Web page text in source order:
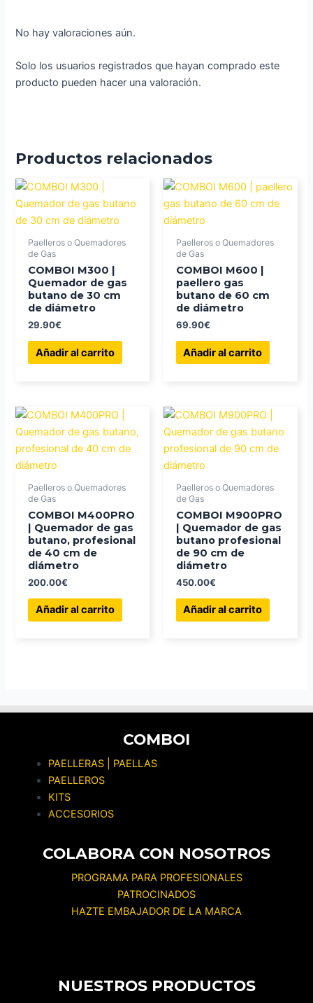
No hay valoraciones aún.
Solo los usuarios registrados que hayan comprado este
producto pueden hacer una valoración.
Productos relacionados
Paelleros o Quemadores
de Gas
COMBOI M300 |
Quemador de gas
butano de 30 cm
de diámetro
29.90€
Añadir al carrito
Paelleros o Quemadores
de Gas
COMBOI M600 |
paellero gas
butano de 60 cm
de diámetro
69.90€
Añadir al carrito
Paelleros o Quemadores
de Gas
COMBOI M400PRO
| Quemador de gas
butano, profesional
de 40 cm de
diámetro
200.00€
Añadir al carrito
Paelleros o Quemadores
de Gas
COMBOI M900PRO
| Quemador de gas
butano profesional
de 90 cm de
diámetro
450.00€
Añadir al carrito
COMBOI
PAELLERAS | PAELLAS
PAELLEROS
KITS
ACCESORIOS
COLABORA CON NOSOTROS
PROGRAMA PARA PROFESIONALES
PATROCINADOS
HAZTE EMBAJADOR DE LA MARCA
NUESTROS PRODUCTOS